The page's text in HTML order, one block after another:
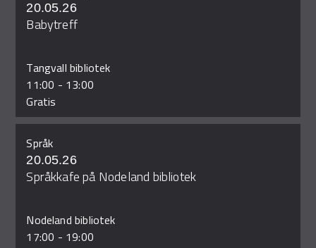
20.05.26
Babytreff
Tangvall bibliotek
11:00 - 13:00
Gratis
Språk
20.05.26
Språkkafe på Nodeland bibliotek
Nodeland bibliotek
17:00 - 19:00